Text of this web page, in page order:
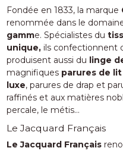
Fondée en 1833, la marque
renommée dans le
gamme. Spécialistes du
unique, ils confectionnent
produisent aussi du linge
magnifiques parures de
luxe, parures de drap et
raffinés et aux matières
percale, le métis...
Le Jacquard Français
Le Jacquard Français